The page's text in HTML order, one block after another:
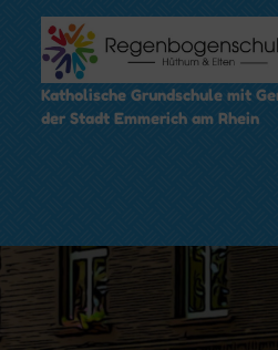
content
Katholische Grundschule mit
der Stadt Emmerich am Rhein